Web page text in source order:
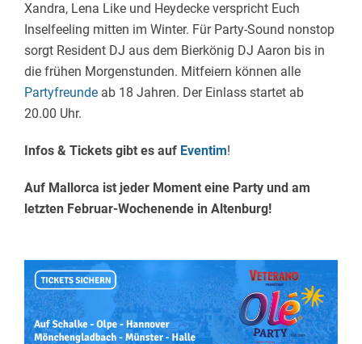
Xandra, Lena Like und Heydecke verspricht Euch
Inselfeeling mitten im Winter. Für Party-Sound nonstop
sorgt Resident DJ aus dem Bierkönig DJ Aaron bis in
die frühen Morgenstunden. Mitfeiern können alle
Partyfreunde ab 18 Jahren. Der Einlass startet ab
20.00 Uhr.
Infos & Tickets gibt es auf Eventim!
Auf Mallorca ist jeder Moment eine Party und am
letzten Februar-Wochenende in Altenburg!